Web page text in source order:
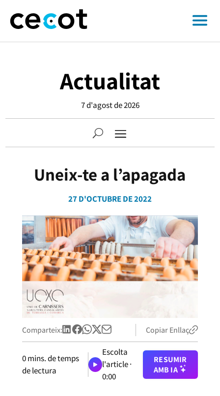
Actualitat
7 d'agost de 2026
Uneix-te a l’apagada
27 D'OCTUBRE DE 2022
Comparteix: Copiar Enllaç
0mins. de temps
de lectura
Escolta
l'article ·
0:00
RESUMIR
AMB IA